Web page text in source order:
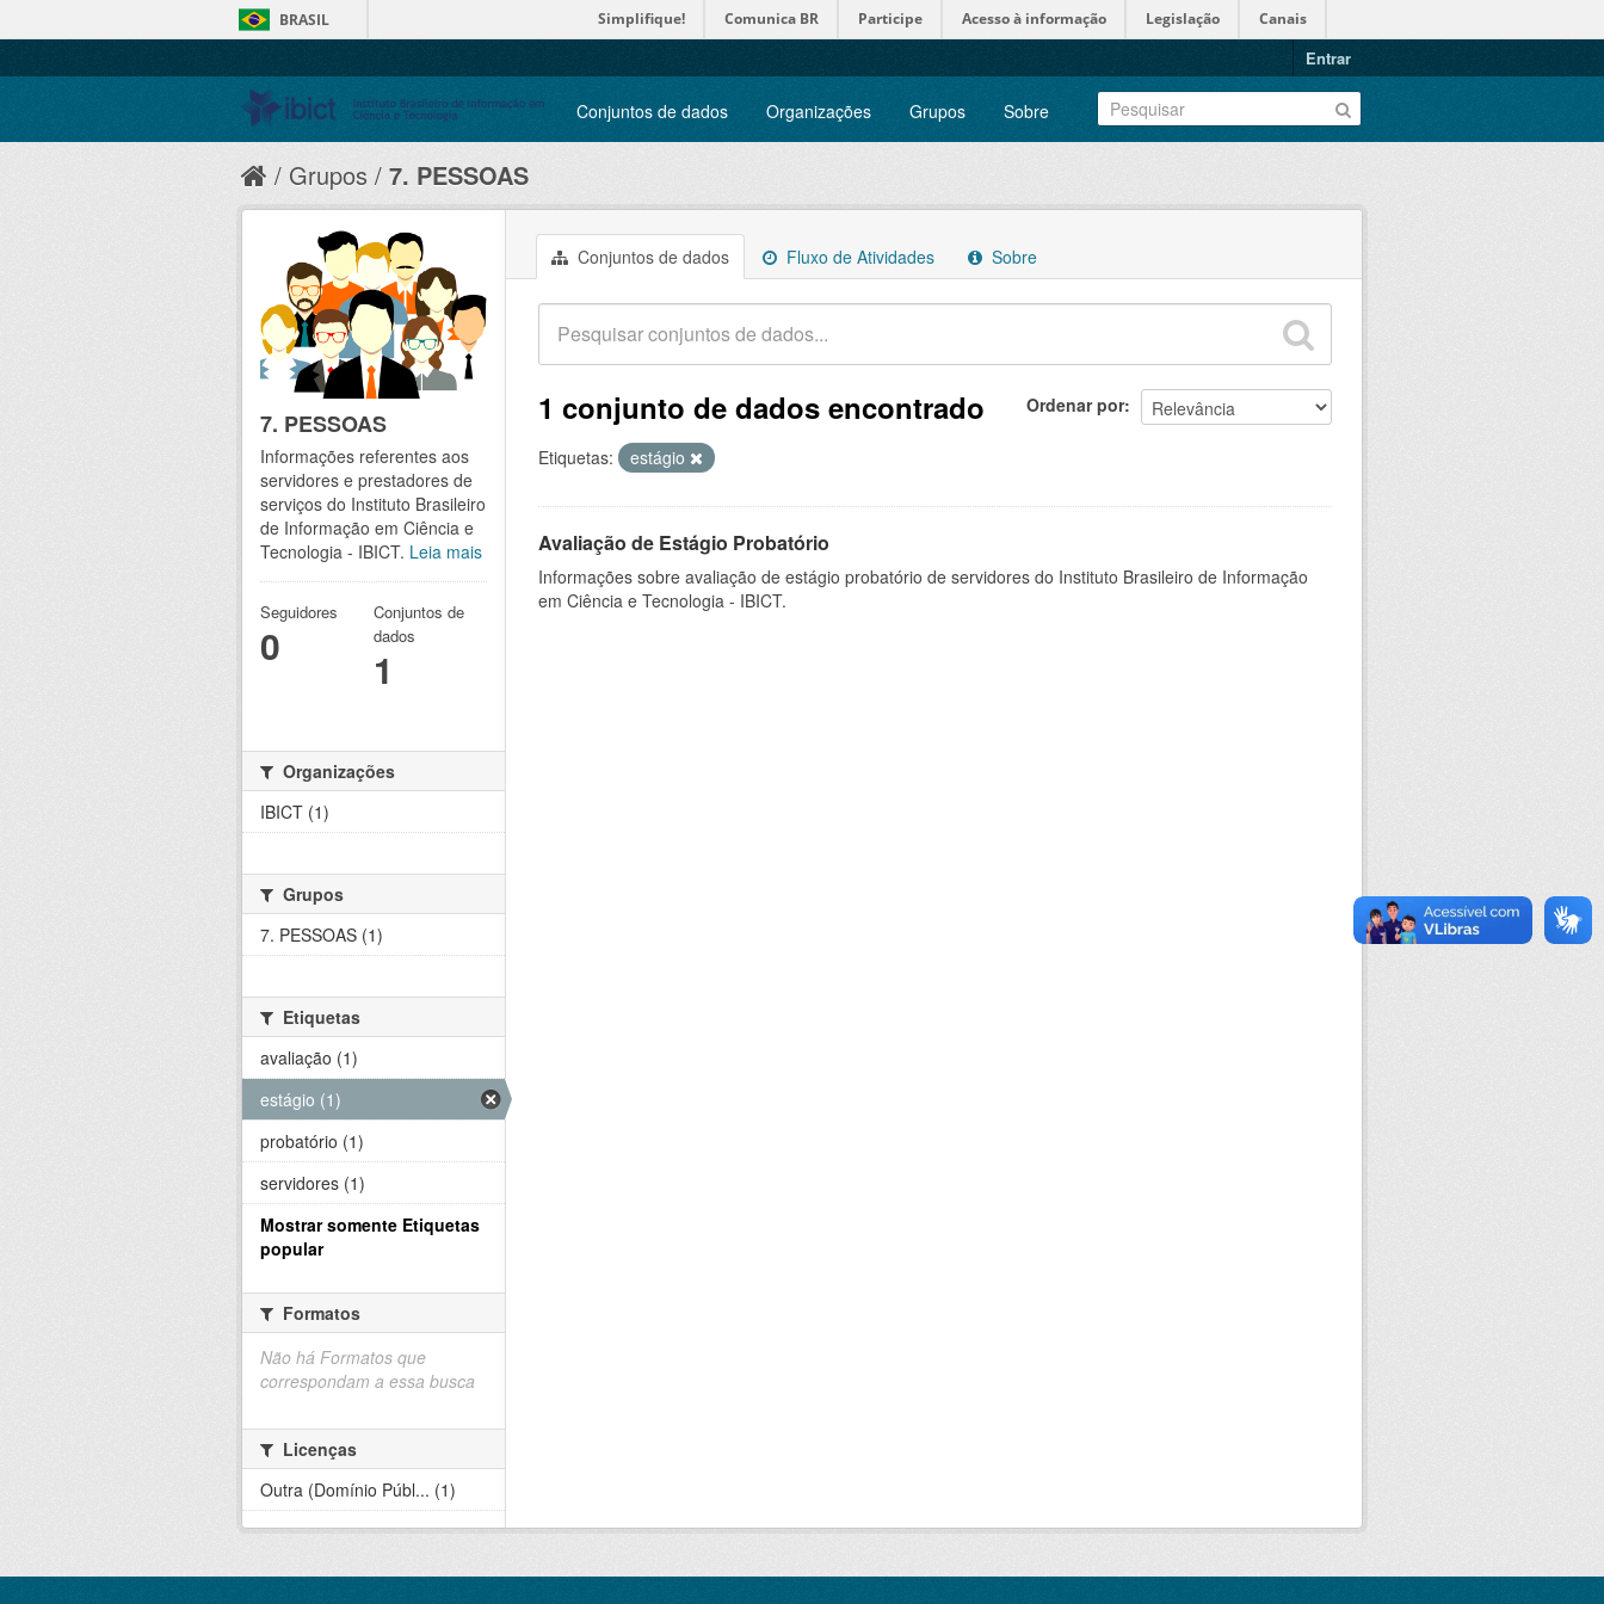
BRASIL Simplifique! Comunica BR Participe Acesso à informação Legislação Canais
Entrar
Conjuntos de dados Organizações Grupos Sobre
Grupos 7. PESSOAS
Conjuntos de dados Fluxo de Atividades Sobre
Ordenar por
1 conjunto de dados encontrado
Etiquetas: estágio
Avaliação de Estágio Probatório
Informações sobre avaliação de estágio probatório de servidores do Instituto Brasileiro de Informação
em Ciência e Tecnologia - IBICT.
7. PESSOAS
Informações referentes aos
servidores e prestadores de
serviços do Instituto Brasileiro
de Informação em Ciência e
Tecnologia - IBICT. Leia mais
Seguidores
0
Conjuntos de
dados
1
Organizações
IBICT (1)
Grupos
7. PESSOAS (1)
Etiquetas
avaliação (1)
estágio (1)
probatório (1)
servidores (1)
Mostrar somente Etiquetas
popular
Formatos
Não há Formatos que
correspondam a essa busca
Licenças
Outra (Domínio Públ... (1)